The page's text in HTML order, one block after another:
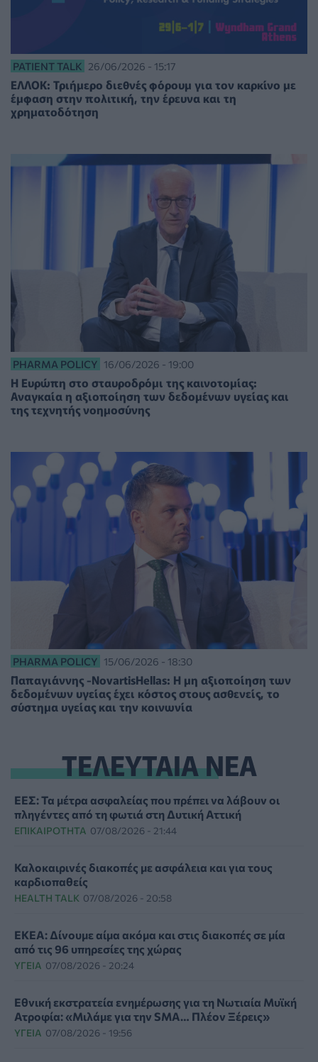
PATIENT TALK 26/06/2026 - 15:17
ΕΛΛΟΚ: Τριήμερο διεθνές φόρουμ για τον καρκίνο με
έμφαση στην πολιτική, την έρευνα και τη
χρηματοδότηση
PHARMA POLICY 16/06/2026 - 19:00
Η Ευρώπη στο σταυροδρόμι της καινοτομίας:
Αναγκαία η αξιοποίηση των δεδομένων υγείας και
της τεχνητής νοημοσύνης
PHARMA POLICY 15/06/2026 - 18:30
Παπαγιάννης -NovartisHellas: Η μη αξιοποίηση των
δεδομένων υγείας έχει κόστος στους ασθενείς, το
σύστημα υγείας και την κοινωνία
ΤΕΛΕΥΤΑΙΑ ΝΕΑ
ΕΕΣ: Τα μέτρα ασφαλείας που πρέπει να λάβουν οι
πληγέντες από τη φωτιά στη Δυτική Αττική
ΕΠΙΚΑΙΡΌΤΗΤΑ 07/08/2026 - 21:44
Καλοκαιρινές διακοπές με ασφάλεια και για τους
καρδιοπαθείς
HEALTH TALK 07/08/2026 - 20:58
ΕΚΕΑ: Δίνουμε αίμα ακόμα και στις διακοπές σε μία
από τις 96 υπηρεσίες της χώρας
ΥΓΕΊΑ 07/08/2026 - 20:24
Εθνική εκστρατεία ενημέρωσης για τη Νωτιαία Μυϊκή
Ατροφία: «Μιλάμε για την SMA… Πλέον Ξέρεις»
ΥΓΕΊΑ 07/08/2026 - 19:56